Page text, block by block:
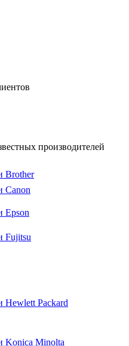
производителей
Brother
Canon
Epson
Fujitsu
Hewlett Packard
Konica Minolta